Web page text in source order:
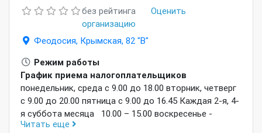
без рейтинга
Оценить
организацию
Феодосия, Крымская, 82 "В"
Режим работы
График приема налогоплательщиков
понедельник, среда с 9.00 до 18.00 вторник, четверг
с 9.00 до 20.00 пятница с 9.00 до 16.45 Каждая 2-я, 4-
я суббота месяца 10.00 – 15.00 воскресенье -
выходнойБез перерыва на обед
Читать еще